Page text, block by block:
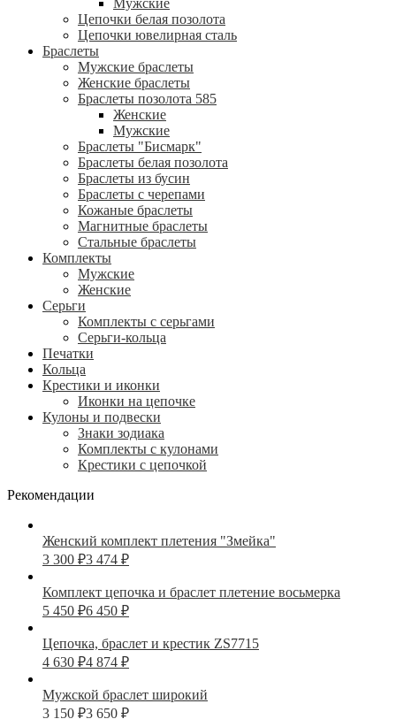
Мужские
Цепочки белая позолота
Цепочки ювелирная сталь
Браслеты
Мужские браслеты
Женские браслеты
Браслеты позолота 585
Женские
Мужские
Браслеты "Бисмарк"
Браслеты белая позолота
Браслеты из бусин
Браслеты с черепами
Кожаные браслеты
Магнитные браслеты
Стальные браслеты
Комплекты
Мужские
Женские
Серьги
Комплекты с серьгами
Серьги-кольца
Печатки
Кольца
Крестики и иконки
Иконки на цепочке
Кулоны и подвески
Знаки зодиака
Комплекты с кулонами
Крестики с цепочкой
Рекомендации
Женский комплект плетения "Змейка"
3 300 ₽3 474 ₽
Комплект цепочка и браслет плетение восьмерка
5 450 ₽6 450 ₽
Цепочка, браслет и крестик ZS7715
4 630 ₽4 874 ₽
Мужской браслет широкий
3 150 ₽3 650 ₽